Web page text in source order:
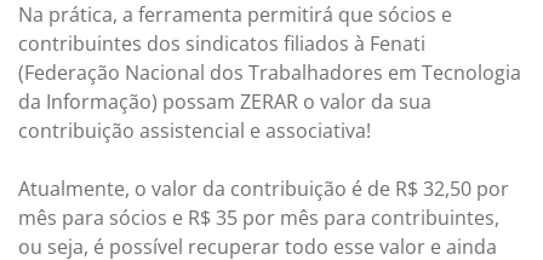
Na prática, a ferramenta permitirá que sócios e
contribuintes dos sindicatos filiados à Fenati
(Federação Nacional dos Trabalhadores em Tecnologia
da Informação) possam ZERAR o valor da sua
contribuição assistencial e associativa!
Atualmente, o valor da contribuição é de R$ 32,50 por
mês para sócios e R$ 35 por mês para contribuintes,
ou seja, é possível recuperar todo esse valor e ainda